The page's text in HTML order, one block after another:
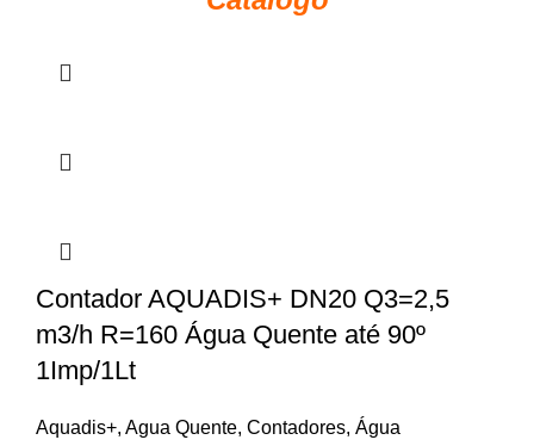
Contador AQUADIS+ DN20 Q3=2,5
m3/h R=160 Água Quente até 90º
1Imp/1Lt
Aquadis+, Agua Quente, Contadores, Água